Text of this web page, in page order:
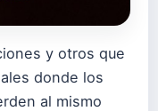
y otros que
donde los
al mismo